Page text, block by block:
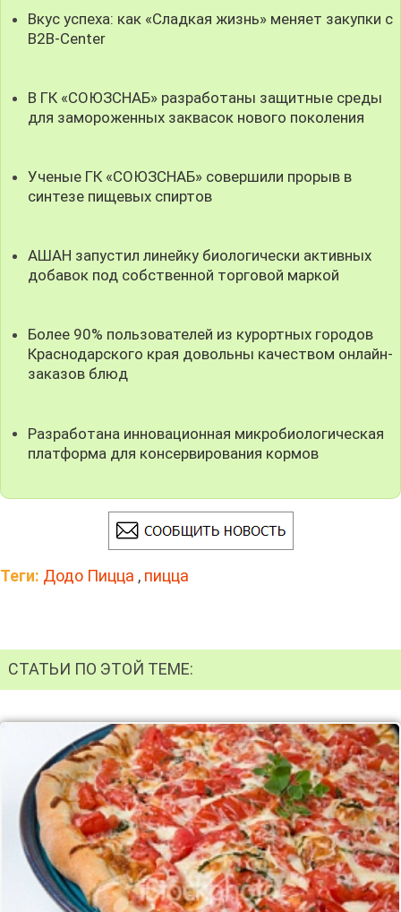
Вкус успеха: как «Сладкая жизнь» меняет закупки с
B2B-Center
В ГК «СОЮЗСНАБ» разработаны защитные среды
для замороженных заквасок нового поколения
Ученые ГК «СОЮЗСНАБ» совершили прорыв в
синтезе пищевых спиртов
АШАН запустил линейку биологически активных
добавок под собственной торговой маркой
Более 90% пользователей из курортных городов
Краснодарского края довольны качеством онлайн-
заказов блюд
Разработана инновационная микробиологическая
платформа для консервирования кормов
Теги: Додо Пицца , пицца
СТАТЬИ ПО ЭТОЙ ТЕМЕ: